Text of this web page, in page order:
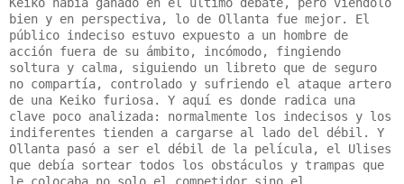
bien y en perspectiva, lo de Ollanta fue mejor. El
público indeciso estuvo expuesto a un hombre de
acción fuera de su ámbito, incómodo, fingiendo
soltura y calma, siguiendo un libreto que de seguro
no compartía, controlado y sufriendo el ataque artero
de una Keiko furiosa. Y aquí es donde radica una
clave poco analizada: normalmente los indecisos y los
indiferentes tienden a cargarse al lado del débil. Y
Ollanta pasó a ser el débil de la película, el Ulises
que debía sortear todos los obstáculos y trampas que
le colocaba no solo el competidor sino el